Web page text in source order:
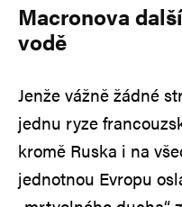
Macronova
vodě
Jenže vážně žádné
jednu ryze
kromě Ruska i na
jednotnou Evropu